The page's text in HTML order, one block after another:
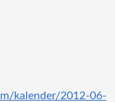
kalender/2012-06-